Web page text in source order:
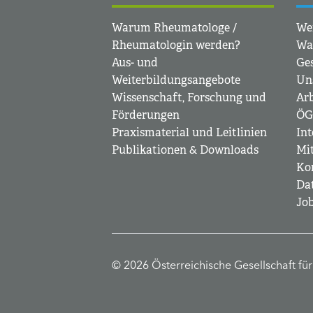
Warum Rheumatologe /
Rheumatologin werden?
Aus- und
Weiterbildungsangebote
Wissenschaft, Forschung und
Förderungen
Praxismaterial und Leitlinien
Publikationen & Downloads
© 2026 Österreichische Gesellschaft